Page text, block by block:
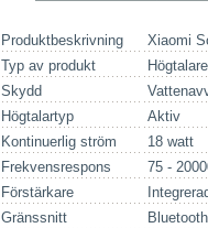
Produktbeskrivning
Xiaomi
Typ av produkt
Skydd
Högtalartyp
Aktiv
Kontinuerlig ström
18 watt
Frekvensrespons
75 -
Förstärkare
Gränssnitt
Bluetooth